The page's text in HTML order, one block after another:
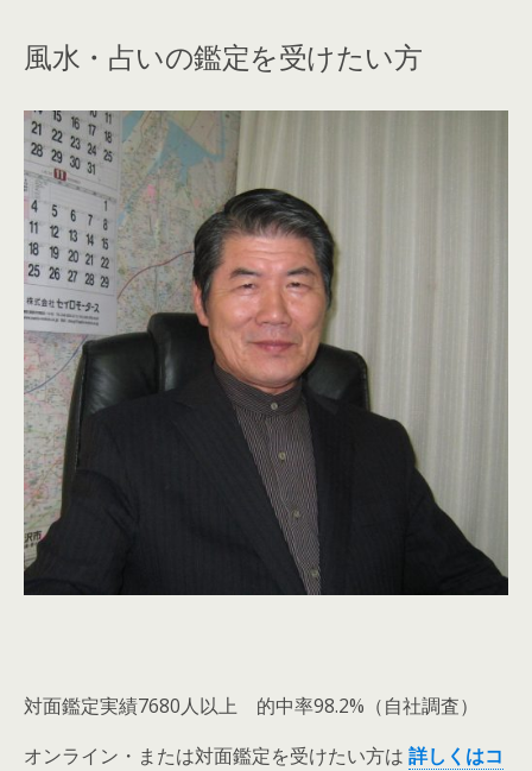
風水・占いの鑑定を受けたい方
対面鑑定実績7680人以上 的中率98.2%（自社調査）
オンライン・または対面鑑定を受けたい方は 詳しくはコ